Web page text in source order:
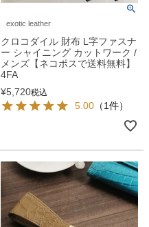
exotic leather
クロコダイル 財布 L字ファスナ
ー シャイニング カットワーク /
メンズ【ネコポスで送料無料】
4FA
¥5,720税込
5.00 （1件）